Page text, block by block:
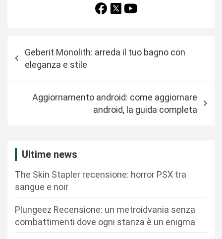
a
Geberit Monolith: arreda il tuo bagno con
eleganza e stile
Aggiornamento android: come aggiornare
android, la guida completa
Ultime news
The Skin Stapler recensione: horror PSX tra
sangue e noir
Plungeez Recensione: un metroidvania senza
combattimenti dove ogni stanza è un enigma